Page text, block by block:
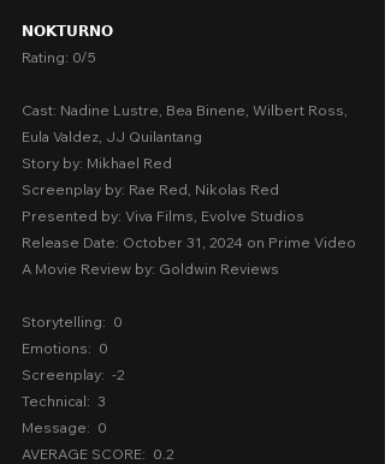
𝗡𝗢𝗞𝗧𝗨𝗥𝗡𝗢
Rating: 0/5
Cast: Nadine Lustre, Bea Binene, Wilbert Ross,
Eula Valdez, JJ Quilantang
Story by: Mikhael Red
Screenplay by: Rae Red, Nikolas Red
Presented by: Viva Films, Evolve Studios
Release Date: October 31, 2024 on Prime Video
A Movie Review by: Goldwin Reviews
Storytelling:  0
Emotions:  0
Screenplay:  -2
Technical:  3
Message:  0
AVERAGE SCORE:  0.2